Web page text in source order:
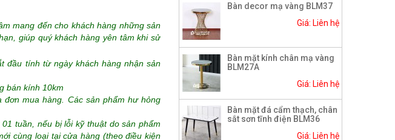
mang đến cho khách hàng những sản
giúp quý khách hàng yên tâm khi sử
đầu tính từ ngày khách hàng nhận sản
bán kính 10km
mua hàng. Các sản phẩm hư hỏng
tuần, nếu bị lỗi kỹ thuật do sản phẩm
cùng loại tại cửa hàng (theo điều kiện
Bàn decor mạ vàng BLM37
Giá: Liên hệ
Bàn mặt kính chân mạ vàng
BLM27A
Giá: Liên hệ
Bàn mặt đá cẩm thạch, chân
sắt sơn tĩnh điện BLM36
Giá: Liên hệ